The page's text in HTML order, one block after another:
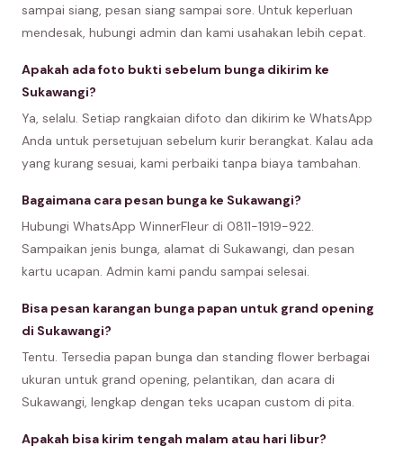
sampai siang, pesan siang sampai sore. Untuk keperluan
mendesak, hubungi admin dan kami usahakan lebih cepat.
Apakah ada foto bukti sebelum bunga dikirim ke
Sukawangi?
Ya, selalu. Setiap rangkaian difoto dan dikirim ke WhatsApp
Anda untuk persetujuan sebelum kurir berangkat. Kalau ada
yang kurang sesuai, kami perbaiki tanpa biaya tambahan.
Bagaimana cara pesan bunga ke Sukawangi?
Hubungi WhatsApp WinnerFleur di 0811-1919-922.
Sampaikan jenis bunga, alamat di Sukawangi, dan pesan
kartu ucapan. Admin kami pandu sampai selesai.
Bisa pesan karangan bunga papan untuk grand opening
di Sukawangi?
Tentu. Tersedia papan bunga dan standing flower berbagai
ukuran untuk grand opening, pelantikan, dan acara di
Sukawangi, lengkap dengan teks ucapan custom di pita.
Apakah bisa kirim tengah malam atau hari libur?